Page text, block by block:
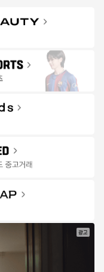
특가
광고
아보세요!